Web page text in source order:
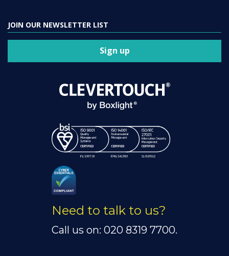
JOIN OUR NEWSLETTER LIST
Sign up
Need to talk to us?
Call us on: 020 8319 7700.